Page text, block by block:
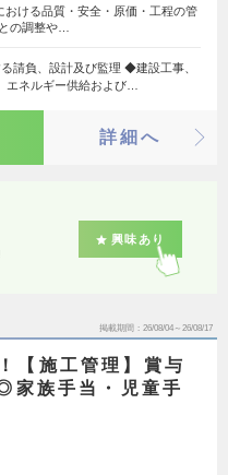
ける品質・安全・原価・工程の管
の調整や…
請負、設計及び監理 ◆建設工事、
エネルギー供給および…
詳細へ
興味あり
掲載期間 26/08/04～26/08/17
【施工管理】賞与
家族手当・児童手